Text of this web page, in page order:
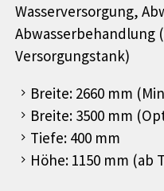
Wasserversorgung,
Abwasserbehandlung
Versorgungstank)
Breite: 2660 mm
Breite: 3500 mm
Tiefe: 400 mm
Höhe: 1150 mm (ab